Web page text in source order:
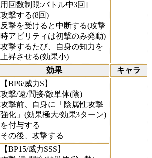
用回数制限:バトル中3回]
攻撃する(8回)
反撃を受けると中断する(攻撃
時アビリティは初撃のみ発動)
攻撃するたび、自身の知力を
上昇させる(効果小)
効果 キャラ
【BP6/威力S】
攻撃/遠/間接/敵単体(陰)
攻撃前、自身に「陰属性攻撃
強化」(効果極大/効果3ターン)
を付与する
その後、攻撃する
【BP15/威力SSS】